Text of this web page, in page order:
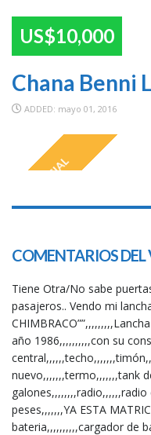
US$10,000
Chana Benni
ADDED: mayo 01, 2016
SPECIAL
COMENTARIOS DEL
Tiene Otra/No sabe
pasajeros.. Vendo mi
año 1986,,,,,,,,,,con su
nuevo,,,,,,,termo,,,,,,,tank
peses,,,,,,,YA ESTA
bateria,,,,,,,,,,cargador de